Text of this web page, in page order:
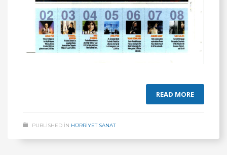
READ MORE
PUBLISHED IN HÜRRİYET SANAT